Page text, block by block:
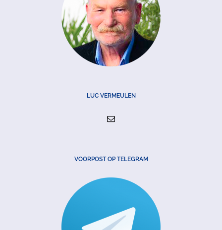
LUC VERMEULEN
VOORPOST OP TELEGRAM